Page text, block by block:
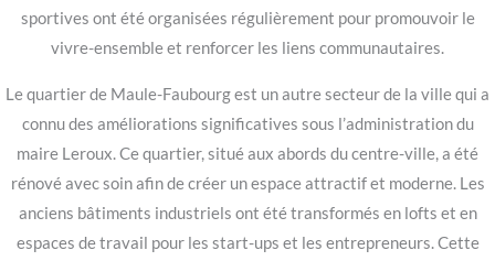
sportives ont été organisées régulièrement pour promouvoir le
vivre-ensemble et renforcer les liens communautaires.
Le quartier de Maule-Faubourg est un autre secteur de la ville qui a
connu des améliorations significatives sous l’administration du
maire Leroux. Ce quartier, situé aux abords du centre-ville, a été
rénové avec soin afin de créer un espace attractif et moderne. Les
anciens bâtiments industriels ont été transformés en lofts et en
espaces de travail pour les start-ups et les entrepreneurs. Cette